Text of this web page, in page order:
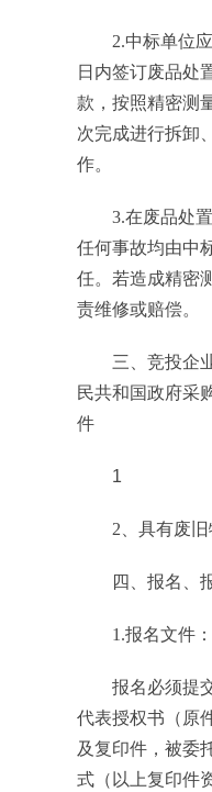
2.中标单位
日内签订废品处
款，按照精密测
次完成进行拆卸
作。
3.在废品处
任何事故均由中
任。若造成精密
责维修或赔偿。
三、竞投企
民共和国政府采
件
1
2、具有废
四、报名、
1.报名文件：
报名必须提
代表授权书（原
及复印件，被委
式（以上复印件